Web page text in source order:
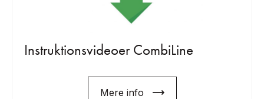
Instruktionsvideoer CombiLine
Mere info